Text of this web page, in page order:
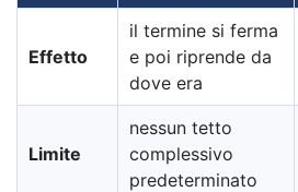
Effetto
il termine si ferma
e poi riprende da
dove era
Limite
nessun tetto
complessivo
predeterminato